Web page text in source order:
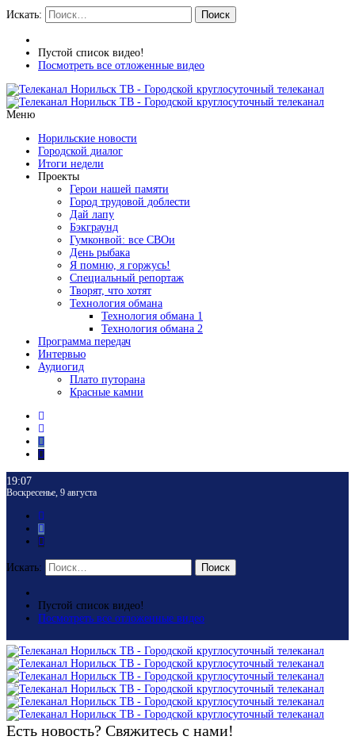
Искать: Поиск
Пустой список видео!
Посмотреть все отложенные видео
Меню
Норильские новости
Городской диалог
Итоги недели
Проекты
Герои нашей памяти
Город трудовой доблести
Дай лапу
Бэкграунд
Гумконвой: все СВОи
День рыбака
Я помню, я горжусь!
Специальный репортаж
Творят, что хотят
Технология обмана
Технология обмана 1
Технология обмана 2
Программа передач
Интервью
Аудиогид
Плато путорана
Красные камни
19:07
Воскресенье, 9 августа
Искать: Поиск
Пустой список видео!
Посмотреть все отложенные видео
Есть новость? Свяжитесь с нами!